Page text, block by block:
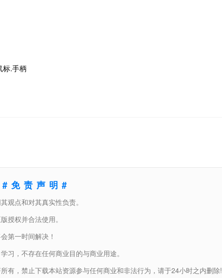
标.手柄
#免责声明#
观点和对其真实性负责。
授权并合法使用。
第一时间解决！
，不存在任何商业目的与商业用途。
有，禁止下载本站资源参与任何商业和非法行为，请于24小时之内删除!